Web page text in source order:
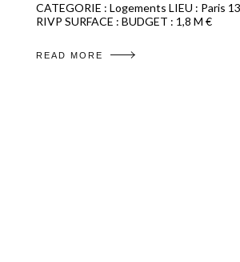
CATEGORIE : Logements LIEU : Paris
RIVP SURFACE : BUDGET : 1,8 M €
READ MORE